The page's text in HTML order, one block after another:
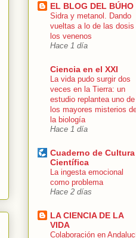
EL BLOG DEL BÚHO
Sidra y metanol. Dando
vueltas a lo de las dosis
los venenos
Hace 1 día
Ciencia en el XXI
La vida pudo surgir dos
veces en la Tierra: un
estudio replantea uno de
los mayores misterios
la biología
Hace 1 día
Cuaderno de Cultura
Científica
La ingesta emocional
como problema
Hace 2 días
LA CIENCIA DE LA
VIDA
Colaboración en